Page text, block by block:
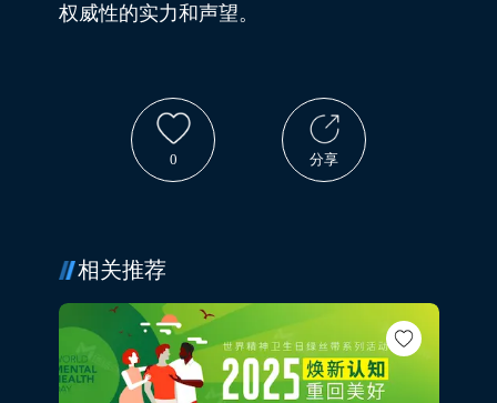
权威性的实力和声望。
0 分享
相关推荐